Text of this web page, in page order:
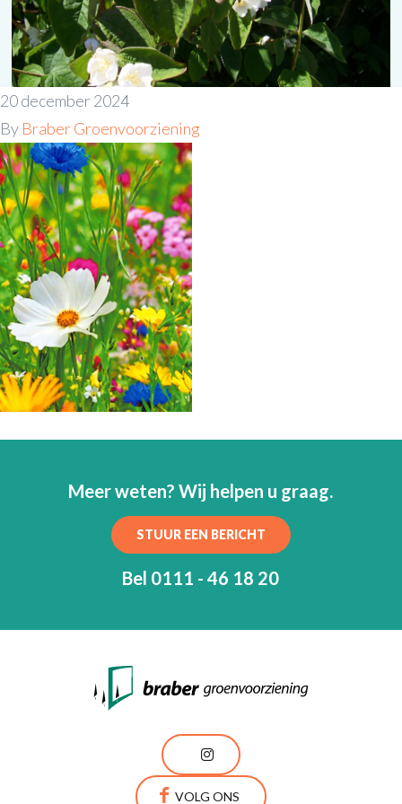
20 december 2024
By Braber Groenvoorziening
Meer weten? Wij helpen u graag.
STUUR EEN BERICHT
Bel 0111 - 46 18 20